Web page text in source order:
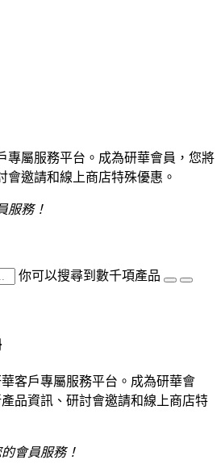
專屬服務平台。成為研華會員，您將
會邀請和線上商店特殊優惠。
服務！
你可以搜尋到數千項產品
華客戶專屬服務平台。成為研華會
品資訊、研討會邀請和線上商店特
會員服務！